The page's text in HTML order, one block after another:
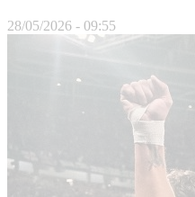
28/05/2026 - 09:55